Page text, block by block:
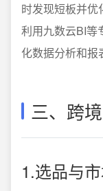
时发现短板并优
利用九数云BI等
化数据分析和报
三、跨
1.选品与